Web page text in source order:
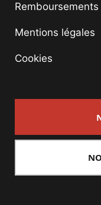
Mentions légales
Cookies